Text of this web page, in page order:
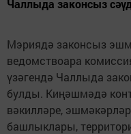
Чаллыда законсыз
Мэриядә законсыз
ведомствоара
үзәгендә Чаллыда
булды. Киңәшмәдә
вәкилләре,
башлыклары,